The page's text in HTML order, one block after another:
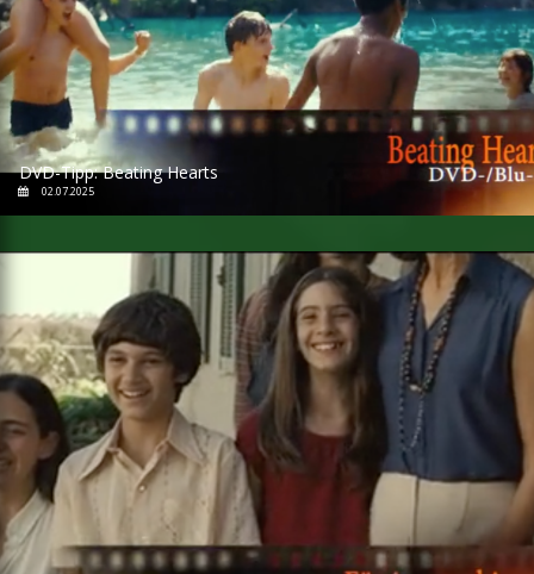
DVD-Tipp: Beating Hearts
02.07.2025